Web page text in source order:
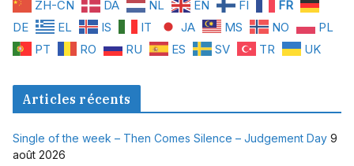
ZH-CN DA NL EN FI
FR
DE
EL IS IT JA MS NO
PL
PT
RO RU ES SV TR UK
Articles récents
Single of the week – Then Comes Silence – Judgement Day 9
août 2026